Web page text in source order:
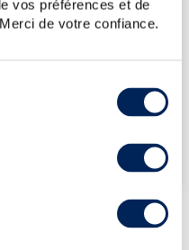
vos préférences et de
de votre confiance.
345€